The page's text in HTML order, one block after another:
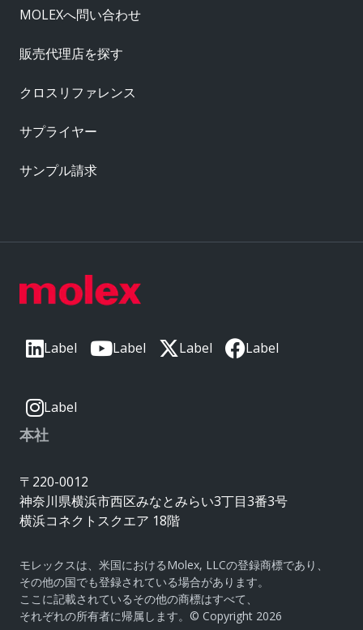
Label Label Label Label
Label
本社
〒220-0012
神奈川県横浜市西区みなとみらい3丁目3番3号
横浜コネクトスクエア 18階
モレックスは、米国におけるMolex, LLCの登録商標であり、
その他の国でも登録されている場合があります。
ここに記載されているその他の商標はすべて、
それぞれの所有者に帰属します。© Copyright 2026
MOLEXへ問い合わせ
販売代理店を探す
クロスリファレンス
サプライヤー
サンプル請求